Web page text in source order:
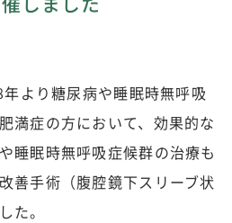
より糖尿病や睡眠時無呼吸
満症の方において、効果的な
睡眠時無呼吸症候群の治療も
善手術（腹腔鏡下スリーブ状
た。